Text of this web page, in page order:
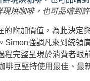
烘咖啡，也可品嚐到
附加價值，為此決
Simon強調凡來到統
程完整呈現於消費者
啡豆堅持使用最佳、